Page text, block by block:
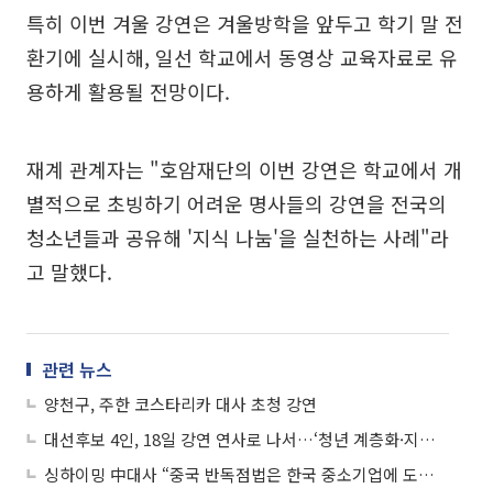
특히 이번 겨울 강연은 겨울방학을 앞두고 학기 말 전
환기에 실시해, 일선 학교에서 동영상 교육자료로 유
용하게 활용될 전망이다.
재계 관계자는 "호암재단의 이번 강연은 학교에서 개
별적으로 초빙하기 어려운 명사들의 강연을 전국의
청소년들과 공유해 '지식 나눔'을 실천하는 사례"라
고 말했다.
관련 뉴스
양천구, 주한 코스타리카 대사 초청 강연
대선후보 4인, 18일 강연 연사로 나서…‘청년 계층화·지역 불균형·기후 위기’
싱하이밍 中대사 “중국 반독점법은 한국 중소기업에 도움 되는 것”